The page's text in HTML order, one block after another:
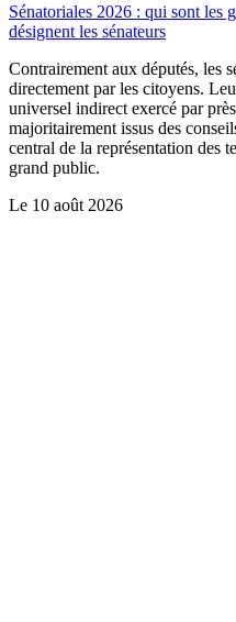
Sénatoriales 2026 : qui sont les
désignent les sénateurs
Contrairement aux députés, les
directement par les citoyens.
universel indirect exercé par
majoritairement issus des
central de la représentation des
grand public.
Le 10 août 2026